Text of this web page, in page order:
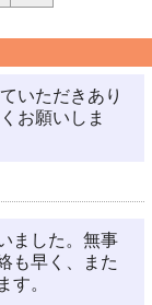
いただきあり
お願いしま
ました。無事
も早く、また
す。